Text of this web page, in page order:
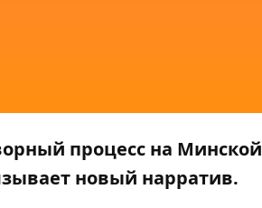
процесс на Минской
новый нарратив.